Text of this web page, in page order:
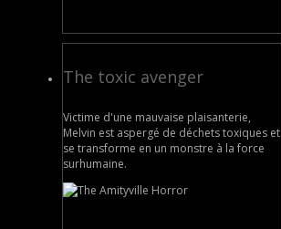
The toxic avenger
Victime d'une mauvaise plaisanterie,
Melvin est aspergé de déchets toxiques et
se transforme en un monstre à la force
surhumaine.